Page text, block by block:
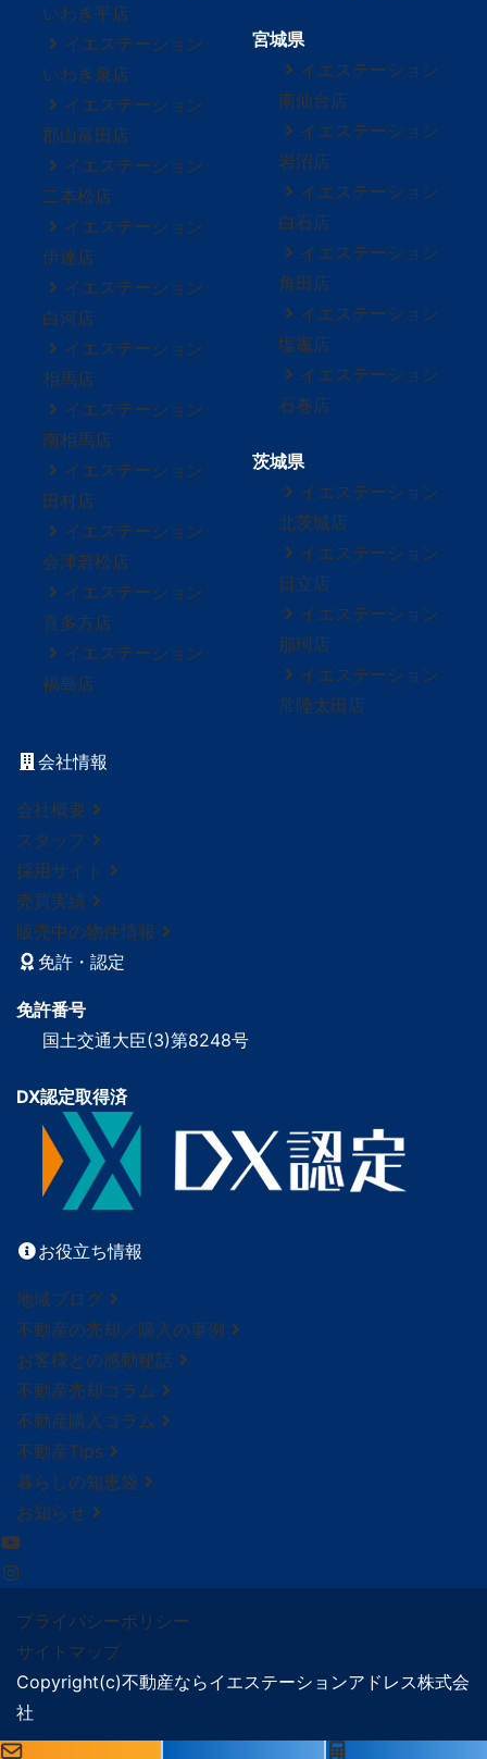
いわき平店
イエステーション
いわき泉店
イエステーション
郡山富田店
イエステーション
二本松店
イエステーション
伊達店
イエステーション
白河店
イエステーション
相馬店
イエステーション
南相馬店
イエステーション
田村店
イエステーション
会津若松店
イエステーション
喜多方店
イエステーション
福島店
宮城県
イエステーション
南仙台店
イエステーション
岩沼店
イエステーション
白石店
イエステーション
角田店
イエステーション
塩竈店
イエステーション
石巻店
茨城県
イエステーション
北茨城店
イエステーション
日立店
イエステーション
那珂店
イエステーション
常陸太田店
会社情報
会社概要
スタッフ
採用サイト
売買実績
販売中の物件情報
免許・認定
免許番号
国土交通大臣(3)第8248号
DX認定取得済
お役立ち情報
地域ブログ
不動産の売却／購入の事例
お客様との感動秘話
不動産売却コラム
不動産購入コラム
不動産Tips
暮らしの知恵袋
お知らせ
プライバシーポリシー
サイトマップ
Copyright(c)不動産ならイエステーションアドレス株式会
社